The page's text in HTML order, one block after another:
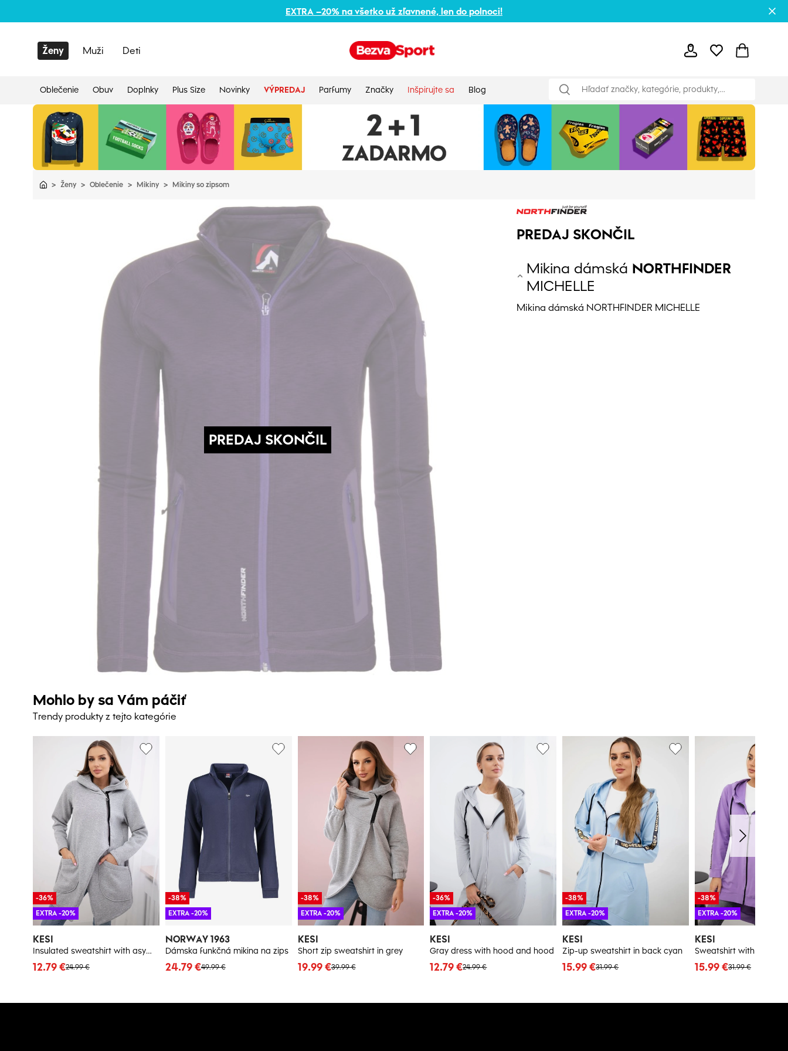
EXTRA –20% na všetko už zľavnené, len do polnoci!
Ženy
Oblečenie Obuv Doplnky Plus Size Novinky VÝPREDAJ Parfumy Značky Inšpirujte sa Blog
Muži Deti
> Ženy > Oblečenie > Mikiny > Mikiny so zipsom
PREDAJ SKONČIL
PREDAJ SKONČIL
Mikina dámská NORTHFINDER
MICHELLE
Mikina dámská NORTHFINDER MICHELLE
Mohlo by sa Vám páčiť
Trendy produkty z tejto kategórie
KESI
Insulated sweatshirt with asymmetrical zipper in gray color
24.99 €
12.79 €
-36%
EXTRA -20%
NORWAY 1963
Dámska funkčná mikina na zips
49.99 €
24.79 €
-38%
EXTRA -20%
KESI
Short zip sweatshirt in grey
39.99 €
19.99 €
-38%
EXTRA -20%
KESI
Gray dress with hood and hood
24.99 €
12.79 €
-36%
EXTRA -20%
KESI
Zip-up sweatshirt in back cyan
31.99 €
15.99 €
-38%
EXTRA -20%
KESI
31.99 €
15.99 €
-38%
EXTRA -20%